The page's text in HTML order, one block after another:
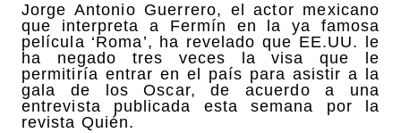
Jorge Antonio Guerrero, el actor mexicano
que interpreta a Fermín en la ya famosa
película ‘Roma’, ha revelado que EE.UU. le
ha negado tres veces la visa que le
permitiría entrar en el país para asistir a la
gala de los Oscar, de acuerdo a una
entrevista publicada esta semana por la
revista Quién.